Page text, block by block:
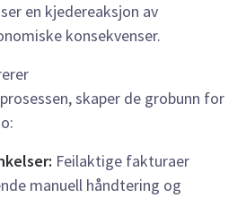
en kjedereaksjon av
konsekvenser.
skaper de grobunn for
Feilaktige fakturaer
manuell håndtering og